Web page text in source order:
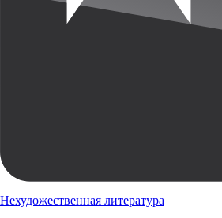
Нехудожественная литература